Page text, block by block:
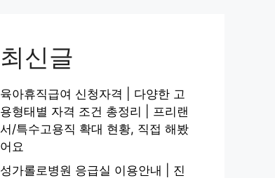
최신글
육아휴직급여 신청자격 | 다양한 고
용형태별 자격 조건 총정리 | 프리랜
서/특수고용직 확대 현황, 직접 해봤
어요
성가롤로병원 응급실 이용안내 | 진